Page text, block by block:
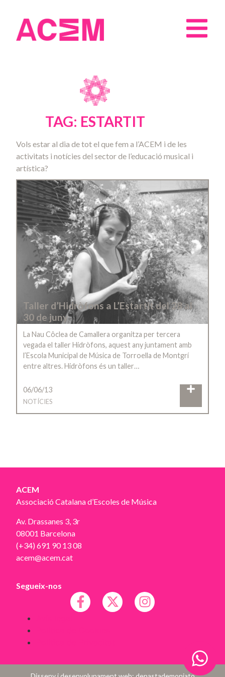
TAG: ESTARTIT
Vols estar al dia de tot el que fem a l’ACEM i de les
activitats i notícies del sector de l’educació musical i
artística?
Taller d’Hidròfons a L’Estartit del 28 al
30 de juny
La Nau Côclea de Camallera organitza per tercera
vegada el taller Hidròfons, aquest any juntament amb
l’Escola Municipal de Música de Torroella de Montgrí
entre altres. Hidròfons és un taller…
06/06/13
NOTÍCIES
ACEM
Associació Catalana d’Escoles de Música
Av. Drassanes 3, 3r
08001 Barcelona
(+34) 691 90 13 08
acem@acem.cat
Segueix-nos